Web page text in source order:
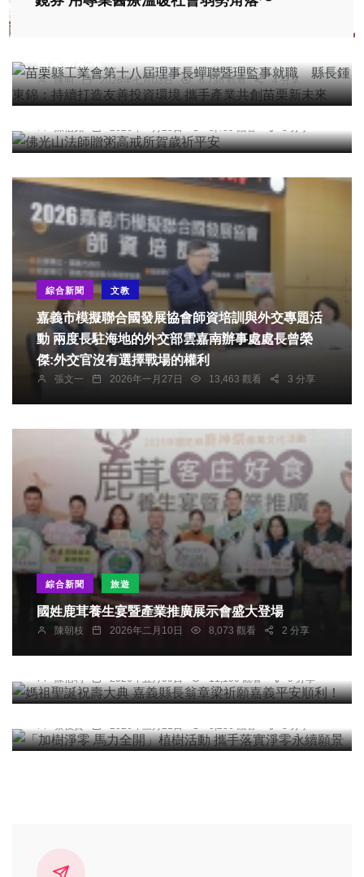
陳明 2026年七月03日 6,736 觀看 4 分享
綜合新聞
佛光山法師贈粥高戒所賀歲祈平安
陳信銘 2026年一月29日 8,489 觀看 3 分享
綜合新聞 文教
嘉義市模擬聯合國發展協會師資培訓與外交專題活
動 兩度長駐海地的外交部雲嘉南辦事處處長曾榮
傑:外交官沒有選擇戰場的權利
張文一 2026年一月27日 13,463 觀看 3 分享
綜合新聞 旅遊
國姓鹿茸養生宴暨產業推廣展示會盛大登場
陳朝枝 2026年二月10日 8,073 觀看 2 分享
宗教
媽祖聖誕祝壽大典 嘉義縣長翁章梁祈願嘉義平安順
利！
陳信利 2026年五月09日 11,100 觀看 9 分享
農業 綜合新聞 健康 旅遊
「加樹淨零 馬力全開」植樹活動 攜手落實淨零永
續願景